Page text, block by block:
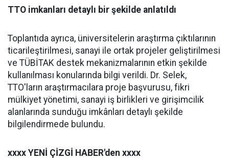
TTO imkanları detaylı bir şekilde anlatıldı
Toplantıda ayrıca, üniversitelerin araştırma çıktılarının
ticarileştirilmesi, sanayi ile ortak projeler geliştirilmesi
ve TÜBİTAK destek mekanizmalarının etkin şekilde
kullanılması konularında bilgi verildi. Dr. Selek,
TTO'ların araştırmacılara proje başvurusu, fikri
mülkiyet yönetimi, sanayi iş birlikleri ve girişimcilik
alanlarında sunduğu imkânları detaylı şekilde
bilgilendirmede bulundu.
xxxx YENİ ÇİZGİ HABER'den xxxx